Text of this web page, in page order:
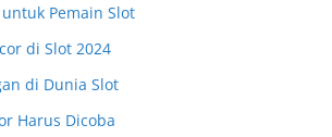
Pemain Slot
di Slot 2024
di Dunia Slot
Harus Dicoba